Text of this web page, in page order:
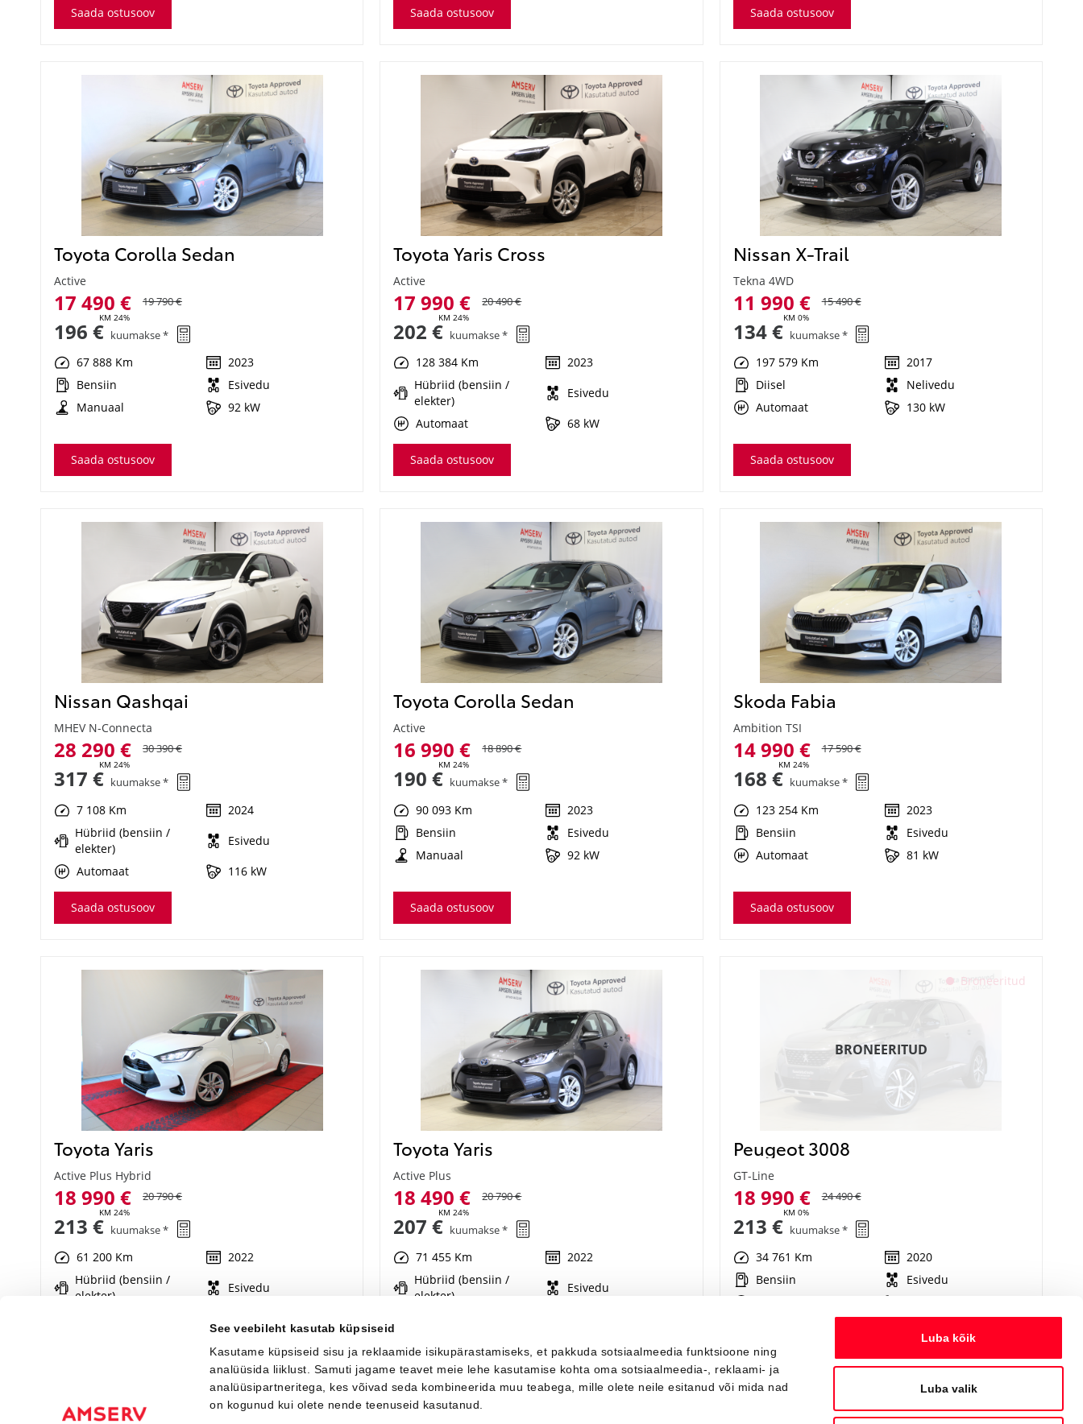
See veebileht kasutab küpsiseid
Kasutame küpsiseid sisu ja reklaamide isikupärastamiseks, et pakkuda sotsiaalmeedia funktsioone ning
analüüsida liiklust. Samuti jagame teavet meie lehe kasutamise kohta oma sotsiaalmeedia-, reklaami- ja
analüüsipartneritega, kes võivad seda kombineerida muu teabega, mille olete neile esitanud või mida nad
on kogunud kui olete nende teenuseid kasutanud.
Luba kõik
Luba valik
Saada ostusoov Saada ostusoov Saada ostusoov
Toyota Corolla Sedan
Active
17 490 €
KM 24%
19 790 €
196 € kuumakse *
67 888 Km
2023
Bensiin
Esivedu
Manuaal
92 kW
Saada ostusoov
Toyota Yaris Cross
Active
17 990 €
KM 24%
20 490 €
202 € kuumakse *
128 384 Km
2023
Hübriid (bensiin /
elekter)
Esivedu
Automaat
68 kW
Saada ostusoov
Nissan X-Trail
Tekna 4WD
11 990 €
KM 0%
15 490 €
134 € kuumakse *
197 579 Km
2017
Diisel
Nelivedu
Automaat
130 kW
Saada ostusoov
Nissan Qashqai
MHEV N-Connecta
28 290 €
KM 24%
30 390 €
317 € kuumakse *
7 108 Km
2024
Hübriid (bensiin /
elekter)
Esivedu
Automaat
116 kW
Saada ostusoov
Toyota Corolla Sedan
Active
16 990 €
KM 24%
18 890 €
190 € kuumakse *
90 093 Km
2023
Bensiin
Esivedu
Manuaal
92 kW
Saada ostusoov
Skoda Fabia
Ambition TSI
14 990 €
KM 24%
17 590 €
168 € kuumakse *
123 254 Km
2023
Bensiin
Esivedu
Automaat
81 kW
Saada ostusoov
Toyota Yaris
Active Plus Hybrid
18 990 €
KM 24%
20 790 €
213 € kuumakse *
61 200 Km
2022
Hübriid (bensiin /
elekter)
Esivedu
Toyota Yaris
Active Plus
18 490 €
KM 24%
20 790 €
207 € kuumakse *
71 455 Km
2022
Hübriid (bensiin /
elekter)
Esivedu
Saada ostusoov
Broneeritud
BRONEERITUD
Peugeot 3008
GT-Line
18 990 €
KM 0%
24 490 €
213 € kuumakse *
34 761 Km
2020
Bensiin
Esivedu
Saada ostusoov